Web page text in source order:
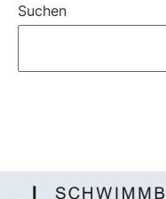
Suchen